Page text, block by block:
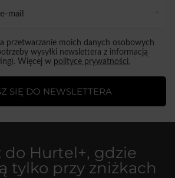
mail
przetwarzanie moich danych osobowych
wysyłki newslettera z informacją
Więcej w polityce prywatności.
SIĘ DO NEWSLETTERA
do Hurtel+, gdzie
tylko przy zniżkach